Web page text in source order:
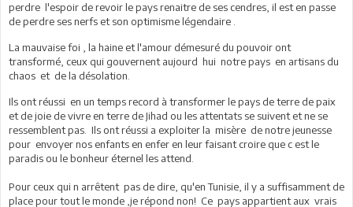
perdre l'espoir de revoir le pays renaitre de ses cendres, il est en passe
de perdre ses nerfs et son optimisme légendaire .
La mauvaise foi , la haine et l'amour démesuré du pouvoir ont
transformé, ceux qui gouvernent aujourd hui notre pays en artisans du
chaos et de la désolation.
Ils ont réussi en un temps record à transformer le pays de terre de paix
et de joie de vivre en terre de Jihad ou les attentats se suivent et ne se
ressemblent pas. Ils ont réussi a exploiter la misère de notre jeunesse
pour envoyer nos enfants en enfer en leur faisant croire que c est le
paradis ou le bonheur éternel les attend.
Pour ceux qui n arrêtent pas de dire, qu'en Tunisie, il y a suffisamment de
place pour tout le monde ,je répond non! Ce pays appartient aux vrais